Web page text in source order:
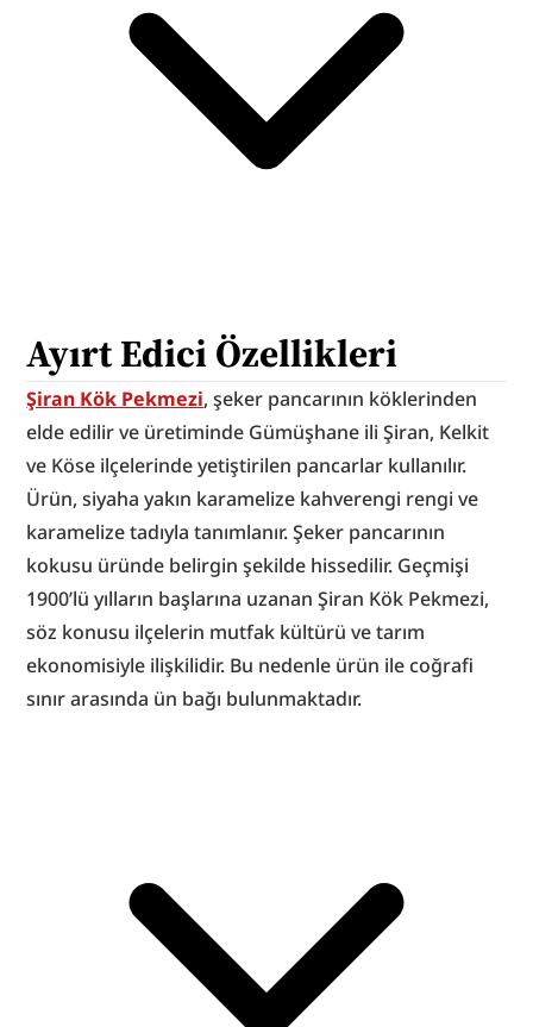
Ayırt Edici Özellikleri
Şiran Kök Pekmezi, şeker pancarının köklerinden
elde edilir ve üretiminde Gümüşhane ili Şiran, Kelkit
ve Köse ilçelerinde yetiştirilen pancarlar kullanılır.
Ürün, siyaha yakın karamelize kahverengi rengi ve
karamelize tadıyla tanımlanır. Şeker pancarının
kokusu üründe belirgin şekilde hissedilir. Geçmişi
1900’lü yılların başlarına uzanan Şiran Kök Pekmezi,
söz konusu ilçelerin mutfak kültürü ve tarım
ekonomisiyle ilişkilidir. Bu nedenle ürün ile coğrafi
sınır arasında ün bağı bulunmaktadır.